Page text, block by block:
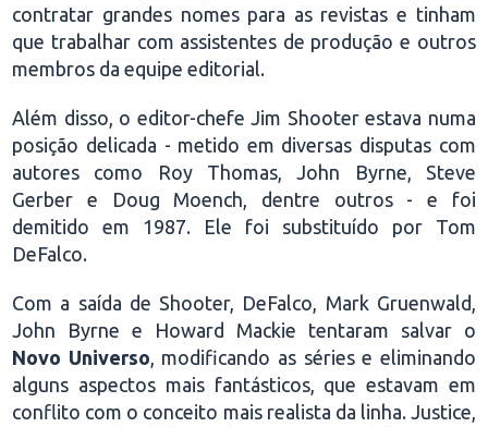
contratar grandes nomes para as revistas e tinham
que trabalhar com assistentes de produção e outros
membros da equipe editorial.
Além disso, o editor-chefe Jim Shooter estava numa
posição delicada - metido em diversas disputas com
autores como Roy Thomas, John Byrne, Steve
Gerber e Doug Moench, dentre outros - e foi
demitido em 1987. Ele foi substituído por Tom
DeFalco.
Com a saída de Shooter, DeFalco, Mark Gruenwald,
John Byrne e Howard Mackie tentaram salvar o
Novo Universo, modificando as séries e eliminando
alguns aspectos mais fantásticos, que estavam em
conflito com o conceito mais realista da linha. Justice,